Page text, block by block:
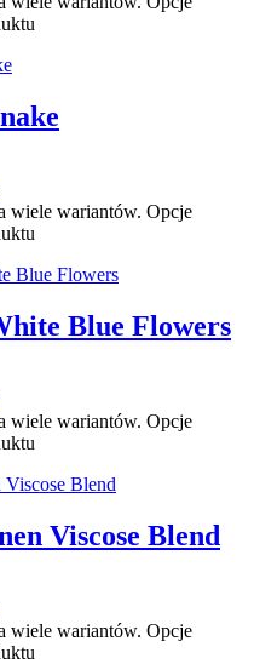
wiele wariantów. Opcje
Blue Flowers
wiele wariantów. Opcje
Viscose Blend
wiele wariantów. Opcje